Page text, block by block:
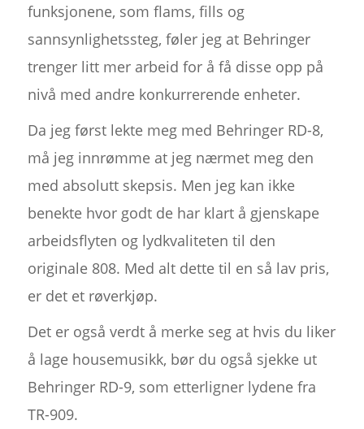
funksjonene, som flams, fills og
sannsynlighetssteg, føler jeg at Behringer
trenger litt mer arbeid for å få disse opp på
nivå med andre konkurrerende enheter.
Da jeg først lekte meg med Behringer RD-8,
må jeg innrømme at jeg nærmet meg den
med absolutt skepsis. Men jeg kan ikke
benekte hvor godt de har klart å gjenskape
arbeidsflyten og lydkvaliteten til den
originale 808. Med alt dette til en så lav pris,
er det et røverkjøp.
Det er også verdt å merke seg at hvis du liker
å lage housemusikk, bør du også sjekke ut
Behringer RD-9, som etterligner lydene fra
TR-909.